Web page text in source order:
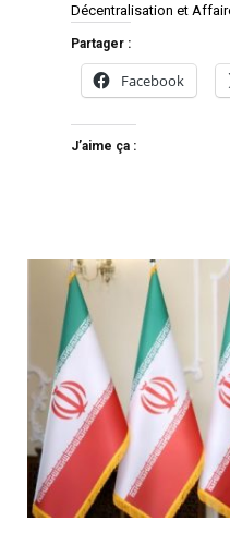
Décentralisation et
Partager :
Facebook
J’aime ça :